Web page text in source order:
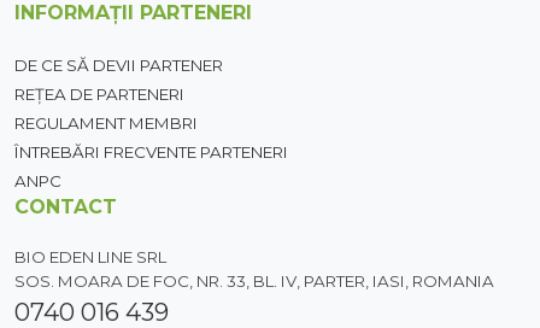
INFORMAȚII PARTENERI
DE CE SĂ DEVII PARTENER
REȚEA DE PARTENERI
REGULAMENT MEMBRI
ÎNTREBĂRI FRECVENTE PARTENERI
ANPC
CONTACT
BIO EDEN LINE SRL
SOS. MOARA DE FOC, NR. 33, BL. IV, PARTER, IASI, ROMANIA
0740 016 439